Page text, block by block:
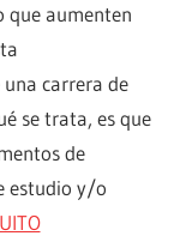
que aumenten
carrera de
se trata, es que
de
estudio y/o